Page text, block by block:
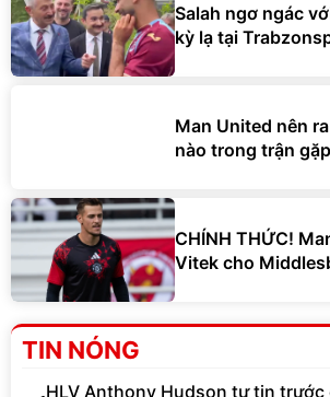
Salah ngơ ngác
kỳ lạ tại
Man United nên
nào trong trận gặp
CHÍNH THỨC!
Vitek cho
TIN NÓNG
HLV Anthony Hudson tự tin trước